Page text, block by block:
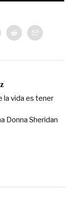
la vida es tener
Donna Sheridan